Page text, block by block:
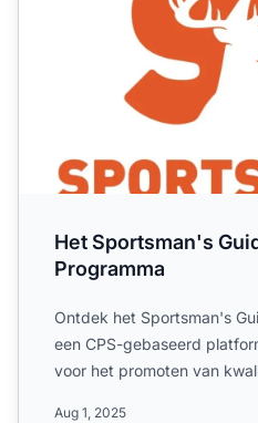
Het Sportsman's
Programma
Ontdek het Sportsman's
een CPS-gebaseerd
voor het promoten van
Aug 1, 2025